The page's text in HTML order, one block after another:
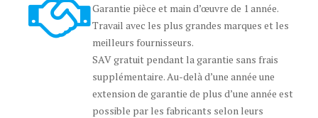
Garantie pièce et main d’œuvre de 1 année.
Travail avec les plus grandes marques et les
meilleurs fournisseurs.
SAV gratuit pendant la garantie sans frais
supplémentaire. Au-delà d’une année une
extension de garantie de plus d’une année est
possible par les fabricants selon leurs